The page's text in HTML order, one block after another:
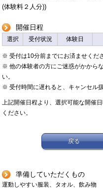
(体験料２人分))
開催日程
選択 受付状況 体験日
※ 受付は10分前までにお済ませくだ
※ 他の体験者の方にご迷惑がかから
い。
※ 受付時間に遅れると、キャンセル
上記開催日程より、選択可能な開催
ください。
戻る
準備していただくもの
運動しやすい服装、タオル、飲み物